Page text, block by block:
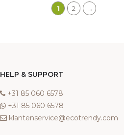
1 2 →
HELP & SUPPORT
‎+31 85 060 6578
‎+31 85 060 6578
klantenservice@ecotrendy.com